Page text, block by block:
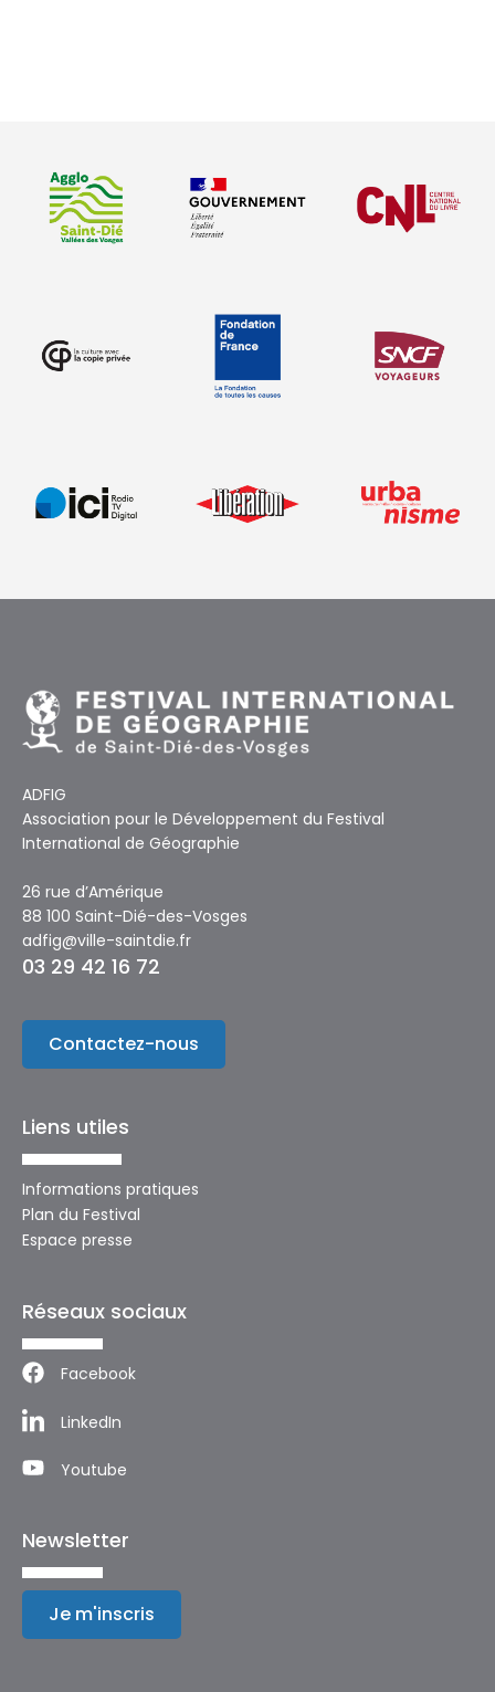
ADFIG
Association pour le Développement du Festival
International de Géographie
26 rue d’Amérique
88 100 Saint-Dié-des-Vosges
adfig@ville-saintdie.fr
03 29 42 16 72
Contactez-nous
Liens utiles
Informations pratiques
Plan du Festival
Espace presse
Réseaux sociaux
Facebook
LinkedIn
Youtube
Newsletter
Je m'inscris